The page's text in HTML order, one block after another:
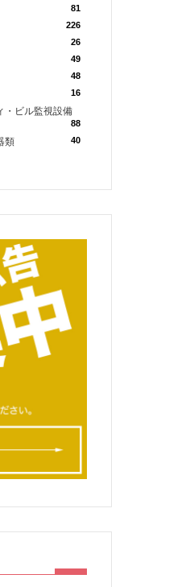
81
226
26
49
48
16
・ビル監視設備
88
類 40